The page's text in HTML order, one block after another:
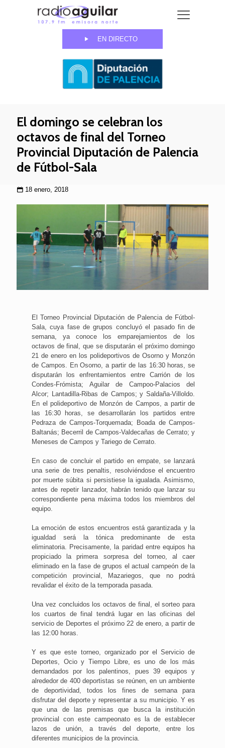
EN DIRECTO
El domingo se celebran los
octavos de final del Torneo
Provincial Diputación de Palencia
de Fútbol-Sala
18 enero, 2018
El Torneo Provincial Diputación de Palencia de Fútbol-
Sala, cuya fase de grupos concluyó el pasado fin de
semana, ya conoce los emparejamientos de los
octavos de final, que se disputarán el próximo domingo
21 de enero en los polideportivos de Osorno y Monzón
de Campos. En Osorno, a partir de las 16:30 horas, se
disputarán los enfrentamientos entre Carrión de los
Condes-Frómista; Aguilar de Campoo-Palacios del
Alcor; Lantadilla-Ribas de Campos; y Saldaña-Villoldo.
En el polideportivo de Monzón de Campos, a partir de
las 16:30 horas, se desarrollarán los partidos entre
Pedraza de Campos-Torquemada; Boada de Campos-
Baltanás; Becerril de Campos-Valdecañas de Cerrato; y
Meneses de Campos y Tariego de Cerrato.
En caso de concluir el partido en empate, se lanzará
una serie de tres penaltis, resolviéndose el encuentro
por muerte súbita si persistiese la igualada. Asimismo,
antes de repetir lanzador, habrán tenido que lanzar su
correspondiente pena máxima todos los miembros del
equipo.
La emoción de estos encuentros está garantizada y la
igualdad será la tónica predominante de esta
eliminatoria. Precisamente, la paridad entre equipos ha
propiciado la primera sorpresa del torneo, al caer
eliminado en la fase de grupos el actual campeón de la
competición provincial, Mazariegos, que no podrá
revalidar el éxito de la temporada pasada.
Una vez concluidos los octavos de final, el sorteo para
los cuartos de final tendrá lugar en las oficinas del
servicio de Deportes el próximo 22 de enero, a partir de
las 12:00 horas.
Y es que este torneo, organizado por el Servicio de
Deportes, Ocio y Tiempo Libre, es uno de los más
demandados por los palentinos, pues 39 equipos y
alrededor de 400 deportistas se reúnen, en un ambiente
de deportividad, todos los fines de semana para
disfrutar del deporte y representar a su municipio. Y es
que una de las premisas que busca la institución
provincial con este campeonato es la de establecer
lazos de unión, a través del deporte, entre los
diferentes municipios de la provincia.